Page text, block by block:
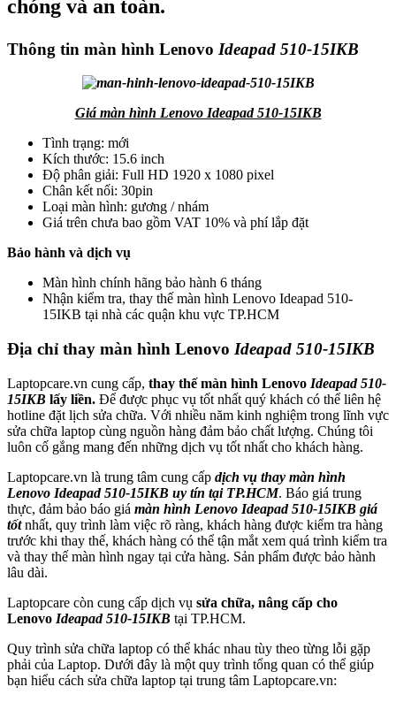
chóng và an toàn.
Thông tin màn hình Lenovo Ideapad 510-15IKB
Giá màn hình Lenovo Ideapad 510-15IKB
Tình trạng: mới
Kích thước: 15.6 inch
Độ phân giải: Full HD 1920 x 1080 pixel
Chân kết nối: 30pin
Loại màn hình: gương / nhám
Giá trên chưa bao gồm VAT 10% và phí lắp đặt
Bảo hành và dịch vụ
Màn hình chính hãng bảo hành 6 tháng
Nhận kiểm tra, thay thế màn hình Lenovo Ideapad 510-
15IKB tại nhà các quận khu vực TP.HCM
Địa chỉ thay màn hình Lenovo Ideapad 510-15IKB
Laptopcare.vn cung cấp, thay thế màn hình Lenovo Ideapad 510-
15IKB lấy liền. Để được phục vụ tốt nhất quý khách có thể liên hệ
hotline đặt lịch sửa chữa. Với nhiều năm kinh nghiệm trong lĩnh vực
sửa chữa laptop cùng nguồn hàng đảm bảo chất lượng. Chúng tôi
luôn cố gắng mang đến những dịch vụ tốt nhất cho khách hàng.
Laptopcare.vn là trung tâm cung cấp dịch vụ thay màn hình
Lenovo Ideapad 510-15IKB uy tín tại TP.HCM. Báo giá trung
thực, đảm bảo báo giá màn hình Lenovo Ideapad 510-15IKB giá
tốtnhất, quy trình làm việc rõ ràng, khách hàng được kiểm tra hàng
trước khi thay thế, khách hàng có thể tận mắt xem quá trình kiểm tra
và thay thế màn hình ngay tại cửa hàng. Sản phẩm được bảo hành
lâu dài.
Laptopcare còn cung cấp dịch vụ sửa chữa, nâng cấp cho
Lenovo Ideapad 510-15IKB tại TP.HCM.
Quy trình sửa chữa laptop có thể khác nhau tùy theo từng lỗi gặp
phải của Laptop. Dưới đây là một quy trình tổng quan có thể giúp
bạn hiểu cách sửa chữa laptop tại trung tâm Laptopcare.vn: